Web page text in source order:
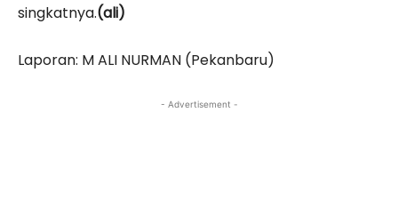
singkatnya.(ali)
Laporan: M ALI NURMAN (Pekanbaru)
- Advertisement -